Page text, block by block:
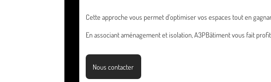
Cette approche vous permet d’optimiser vos espaces tout en
En associant aménagement et isolation, A3PBâtiment vous fait
Nous contacter